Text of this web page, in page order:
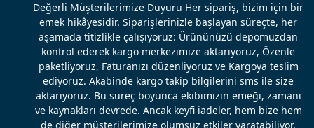
Değerli Müşterilerimize Duyuru Her sipariş, bizim için bir
emek hikâyesidir. Siparişlerinizle başlayan süreçte, her
aşamada titizlikle çalışıyoruz: Ürününüzü depomuzdan
kontrol ederek kargo merkezimize aktarıyoruz, Özenle
paketliyoruz, Faturanızı düzenliyoruz ve Kargoya teslim
ediyoruz. Akabinde kargo takip bilgilerini sms ile size
aktarıyoruz. Bu süreç boyunca ekibimizin emeği, zamanı
ve kaynakları devrede. Ancak keyfi iadeler, hem bize hem
de diğer müşterilerimize olumsuz etkiler yaratabiliyor.